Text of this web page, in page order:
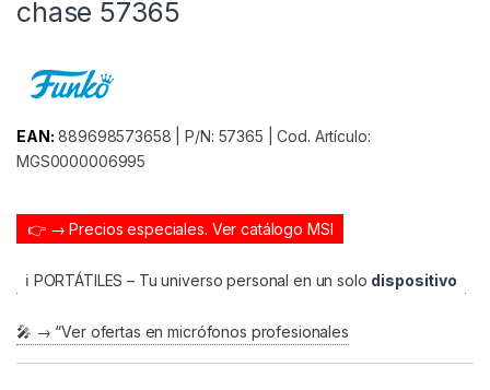
chase 57365
EAN: 889698573658 | P/N: 57365 | Cod. Artículo:
MGS0000006995
👉 → Precios especiales. Ver catálogo MSI
ℹ️ PORTÁTILES – Tu universo personal en un solo dispositivo
🎤 → “Ver ofertas en micrófonos profesionales